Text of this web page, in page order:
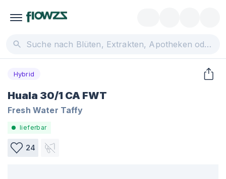
Hybrid
Huala 30/1 CA FWT
Fresh Water Taffy
lieferbar
24